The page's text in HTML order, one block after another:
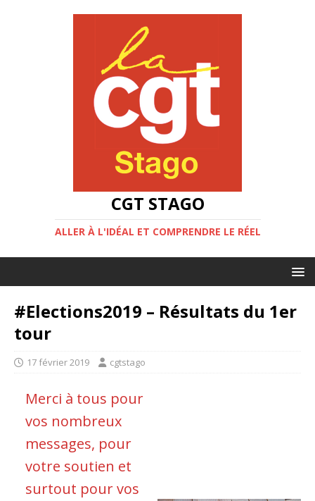
CGT STAGO
ALLER À L'IDÉAL ET COMPRENDRE LE RÉEL
#Elections2019 – Résultats du 1er
tour
17 février 2019 cgtstago
Merci à tous pour
vos nombreux
messages, pour
votre soutien et
surtout pour vos